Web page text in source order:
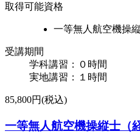
取得可能資格
一等無人航空機操
受講期間
学科講習：０時間
実地講習：１時間
85,800円(税込)
一等無人航空機操縦士（